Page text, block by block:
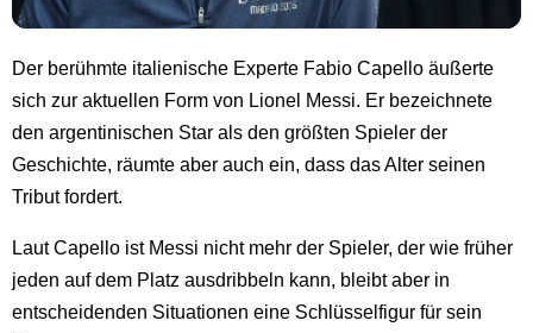
Der berühmte italienische Experte Fabio Capello äußerte
sich zur aktuellen Form von Lionel Messi. Er bezeichnete
den argentinischen Star als den größten Spieler der
Geschichte, räumte aber auch ein, dass das Alter seinen
Tribut fordert.
Laut Capello ist Messi nicht mehr der Spieler, der wie früher
jeden auf dem Platz ausdribbeln kann, bleibt aber in
entscheidenden Situationen eine Schlüsselfigur für sein